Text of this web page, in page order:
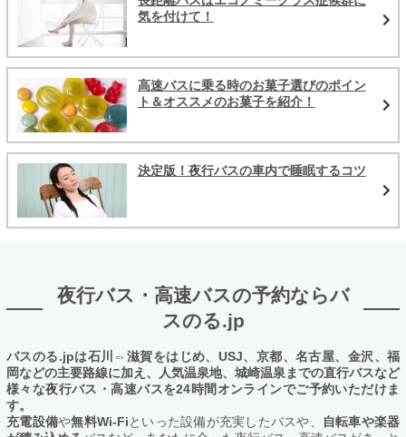
気を付けて！
高速バスに乗る時のお菓子選びのポイン
ト＆オススメのお菓子を紹介！
決定版！夜行バスの車内で睡眠するコツ
夜行バス・高速バスの予約ならバ
スのる.jp
バスのる.jpは石川⇔滋賀をはじめ、USJ、京都、名古屋、金沢、福
岡などの主要路線に加え、人気温泉地、城崎温泉までの直行バスなど
様々な夜行バス・高速バスを24時間オンラインでご予約いただけま
す。
充電設備や無料Wi-Fiといった設備が充実したバスや、
自転車や楽器